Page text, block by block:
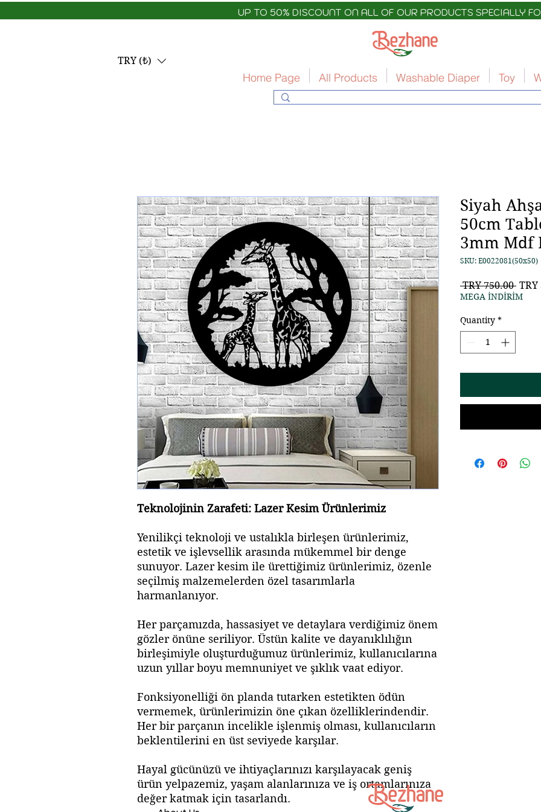
UP TO 50% DISCOUNT ON ALL OF OUR PRODUCTS SPECIALLY
TRY (₺)
Home Page All Products Washable Diaper Toy
Teknolojinin Zarafeti: Lazer Kesim Ürünlerimiz
Yenilikçi teknoloji ve ustalıkla birleşen ürünlerimiz,
estetik ve işlevsellik arasında mükemmel bir denge
sunuyor. Lazer kesim ile ürettiğimiz ürünlerimiz, özenle
seçilmiş malzemelerden özel tasarımlarla
harmanlanıyor.
Her parçamızda, hassasiyet ve detaylara verdiğimiz önem
gözler önüne seriliyor. Üstün kalite ve dayanıklılığın
birleşimiyle oluşturduğumuz ürünlerimiz, kullanıcılarına
uzun yıllar boyu memnuniyet ve şıklık vaat ediyor.
Fonksiyonelliği ön planda tutarken estetikten ödün
vermemek, ürünlerimizin öne çıkan özelliklerindendir.
Her bir parçanın incelikle işlenmiş olması, kullanıcıların
beklentilerini en üst seviyede karşılar.
Hayal gücünüzü ve ihtiyaçlarınızı karşılayacak geniş
ürün yelpazemiz, yaşam alanlarınıza ve iş ortamlarınıza
değer katmak için tasarlandı.
Siyah
50cm
3mm Mdf
SKU: E0022081(50x50)
TRY 750.00
Price
TRY
MEGA İNDİRİM
Quantity *